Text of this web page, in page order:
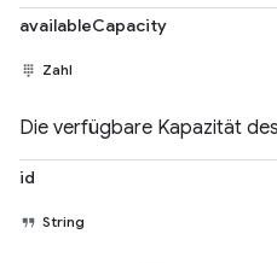
availableCapacity
Zahl
Die verfügbare Kapazität
id
String